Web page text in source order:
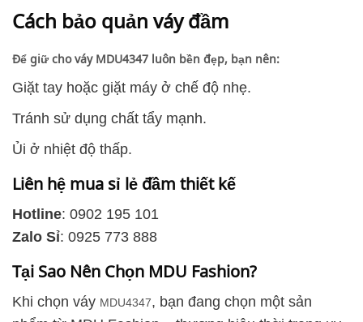
Cách bảo quản váy đầm
Để giữ cho váy MDU4347 luôn bền đẹp, bạn nên:
Giặt tay hoặc giặt máy ở chế độ nhẹ.
Tránh sử dụng chất tẩy mạnh.
Ủi ở nhiệt độ thấp.
Liên hệ mua sỉ lẻ đầm thiết kế
Hotline: 0902 195 101
Zalo Sỉ: 0925 773 888
Tại Sao Nên Chọn MDU Fashion?
Khi chọn váy MDU4347, bạn đang chọn một sản